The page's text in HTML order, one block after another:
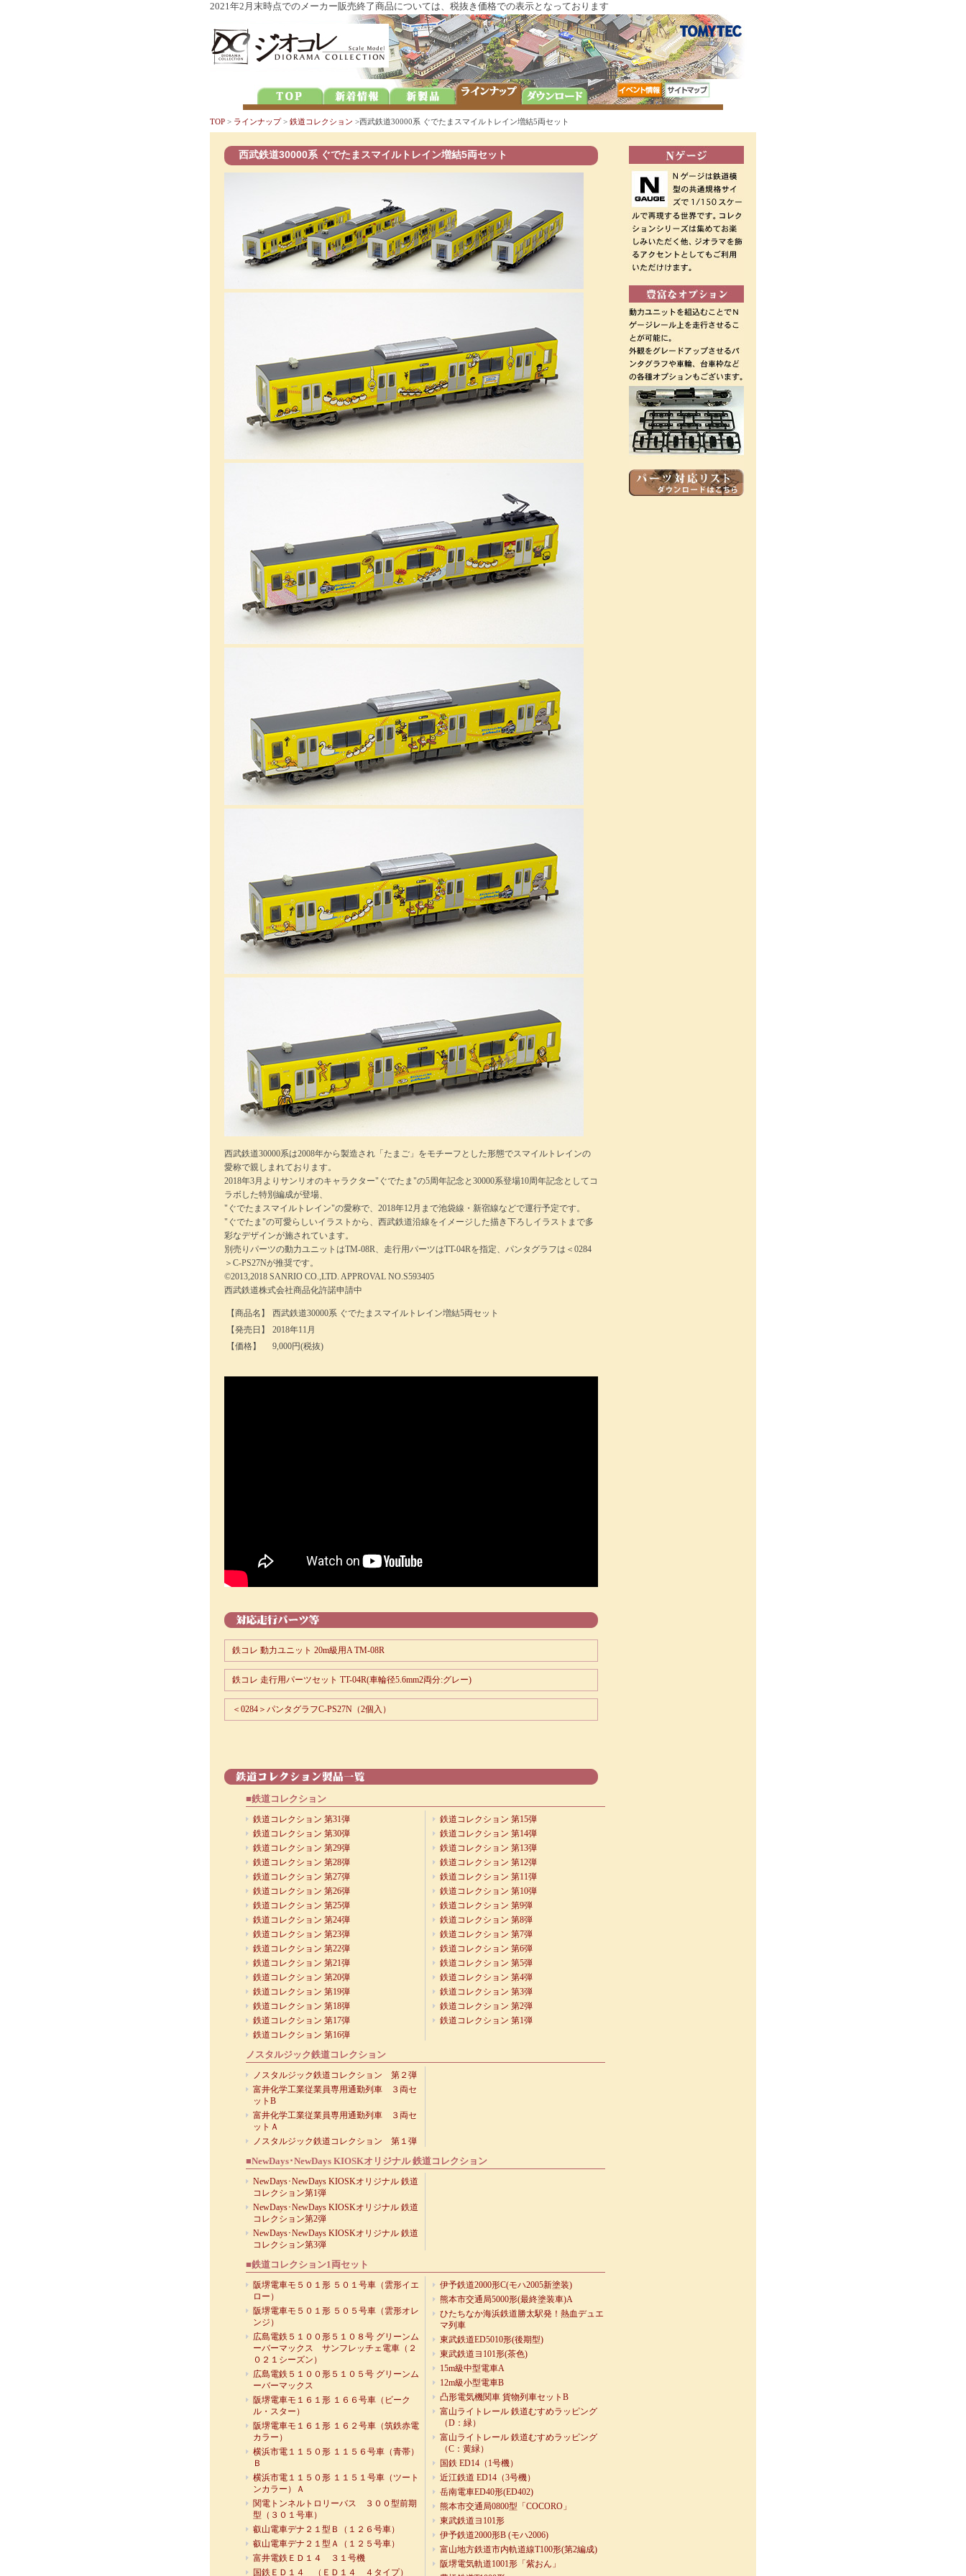
2021年2月末時点でのメーカー販売終了商品については、税抜き価格での表示となっております
TOP > ラインナップ> 鉄道コレクション >西武鉄道30000系 ぐでたまスマイルトレイン増結5両セット
西武鉄道30000系 ぐでたまスマイルトレイン増結5両セット
西武鉄道30000系は2008年から製造され「たまご」をモチーフとした形態でスマイルトレインの
愛称で親しまれております。
2018年3月よりサンリオのキャラクター"ぐでたま"の5周年記念と30000系登場10周年記念としてコ
ラボした特別編成が登場、
"ぐでたまスマイルトレイン"の愛称で、2018年12月まで池袋線・新宿線などで運行予定です。
"ぐでたま"の可愛らしいイラストから、西武鉄道沿線をイメージした描き下ろしイラストまで多
彩なデザインが施されています。
別売りパーツの動力ユニットはTM-08R、走行用パーツはTT-04Rを指定、パンタグラフは＜0284
＞C-PS27Nが推奨です。
©2013,2018 SANRIO CO.,LTD. APPROVAL NO.S593405
西武鉄道株式会社商品化許諾申請中
【商品名】
西武鉄道30000系 ぐでたまスマイルトレイン増結5両セット
【発売日】
2018年11月
【価格】
9,000円(税抜)
鉄コレ 動力ユニット 20m級用A TM-08R
鉄コレ 走行用パーツセット TT-04R(車輪径5.6mm2両分:グレー)
＜0284＞パンタグラフC-PS27N（2個入）
■鉄道コレクション
鉄道コレクション 第31弾
鉄道コレクション 第30弾
鉄道コレクション 第29弾
鉄道コレクション 第28弾
鉄道コレクション 第27弾
鉄道コレクション 第26弾
鉄道コレクション 第25弾
鉄道コレクション 第24弾
鉄道コレクション 第23弾
鉄道コレクション 第22弾
鉄道コレクション 第21弾
鉄道コレクション 第20弾
鉄道コレクション 第19弾
鉄道コレクション 第18弾
鉄道コレクション 第17弾
鉄道コレクション 第16弾
鉄道コレクション 第15弾
鉄道コレクション 第14弾
鉄道コレクション 第13弾
鉄道コレクション 第12弾
鉄道コレクション 第11弾
鉄道コレクション 第10弾
鉄道コレクション 第9弾
鉄道コレクション 第8弾
鉄道コレクション 第7弾
鉄道コレクション 第6弾
鉄道コレクション 第5弾
鉄道コレクション 第4弾
鉄道コレクション 第3弾
鉄道コレクション 第2弾
鉄道コレクション 第1弾
ノスタルジック鉄道コレクション
ノスタルジック鉄道コレクション 第２弾
富井化学工業従業員専用通勤列車 ３両セ
ットB
富井化学工業従業員専用通勤列車 ３両セ
ットＡ
ノスタルジック鉄道コレクション 第１弾
■NewDays･NewDays KIOSKオリジナル 鉄道コレクション
NewDays･NewDays KIOSKオリジナル 鉄道
コレクション第1弾
NewDays･NewDays KIOSKオリジナル 鉄道
コレクション第2弾
NewDays･NewDays KIOSKオリジナル 鉄道
コレクション第3弾
■鉄道コレクション1両セット
阪堺電車モ５０１形 ５０１号車（雲形イエ
ロー）
阪堺電車モ５０１形 ５０５号車（雲形オレ
ンジ）
広島電鉄５１００形５１０８号 グリーンム
ーバーマックス サンフレッチェ電車（２
０２１シーズン）
広島電鉄５１００形５１０５号 グリーンム
ーバーマックス
阪堺電車モ１６１形 １６６号車（ビーク
ル・スター）
阪堺電車モ１６１形 １６２号車（筑鉄赤電
カラー）
横浜市電１１５０形 １１５６号車（青帯）
Ｂ
横浜市電１１５０形 １１５１号車（ツート
ンカラー）Ａ
関電トンネルトロリーバス ３００型前期
型（３０１号車）
叡山電車デナ２１型Ｂ（１２６号車）
叡山電車デナ２１型Ａ（１２５号車）
富井電鉄ＥＤ１４ ３１号機
国鉄ＥＤ１４ （ＥＤ１４ ４タイプ）
伊予鉄道2000形C(モハ2005新塗装)
熊本市交通局5000形(最終塗装車)A
ひたちなか海浜鉄道勝太駅発！熱血デュエ
マ列車
東武鉄道ED5010形(後期型)
東武鉄道ヨ101形(茶色)
15m級中型電車A
12m級小型電車B
凸形電気機関車 貨物列車セットB
富山ライトレール 鉄道むすめラッピング
（D：緑）
富山ライトレール 鉄道むすめラッピング
（C：黄緑）
国鉄 ED14（1号機）
近江鉄道 ED14（3号機）
岳南電車ED40形(ED402)
熊本市交通局0800型「COCORO」
東武鉄道ヨ101形
伊予鉄道2000形B (モハ2006)
富山地方鉄道市内軌道線T100形(第2編成)
阪堺電気軌道1001形「紫おん」